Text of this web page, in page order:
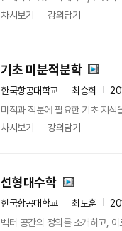
차시보기
강의담기
기초 미분적분학
한국항공대학교 최승회
미적과 적분에 필요한 기초 지식
차시보기
강의담기
선형대수학
한국항공대학교 최도훈
벡터 공간의 정의를 소개하고,